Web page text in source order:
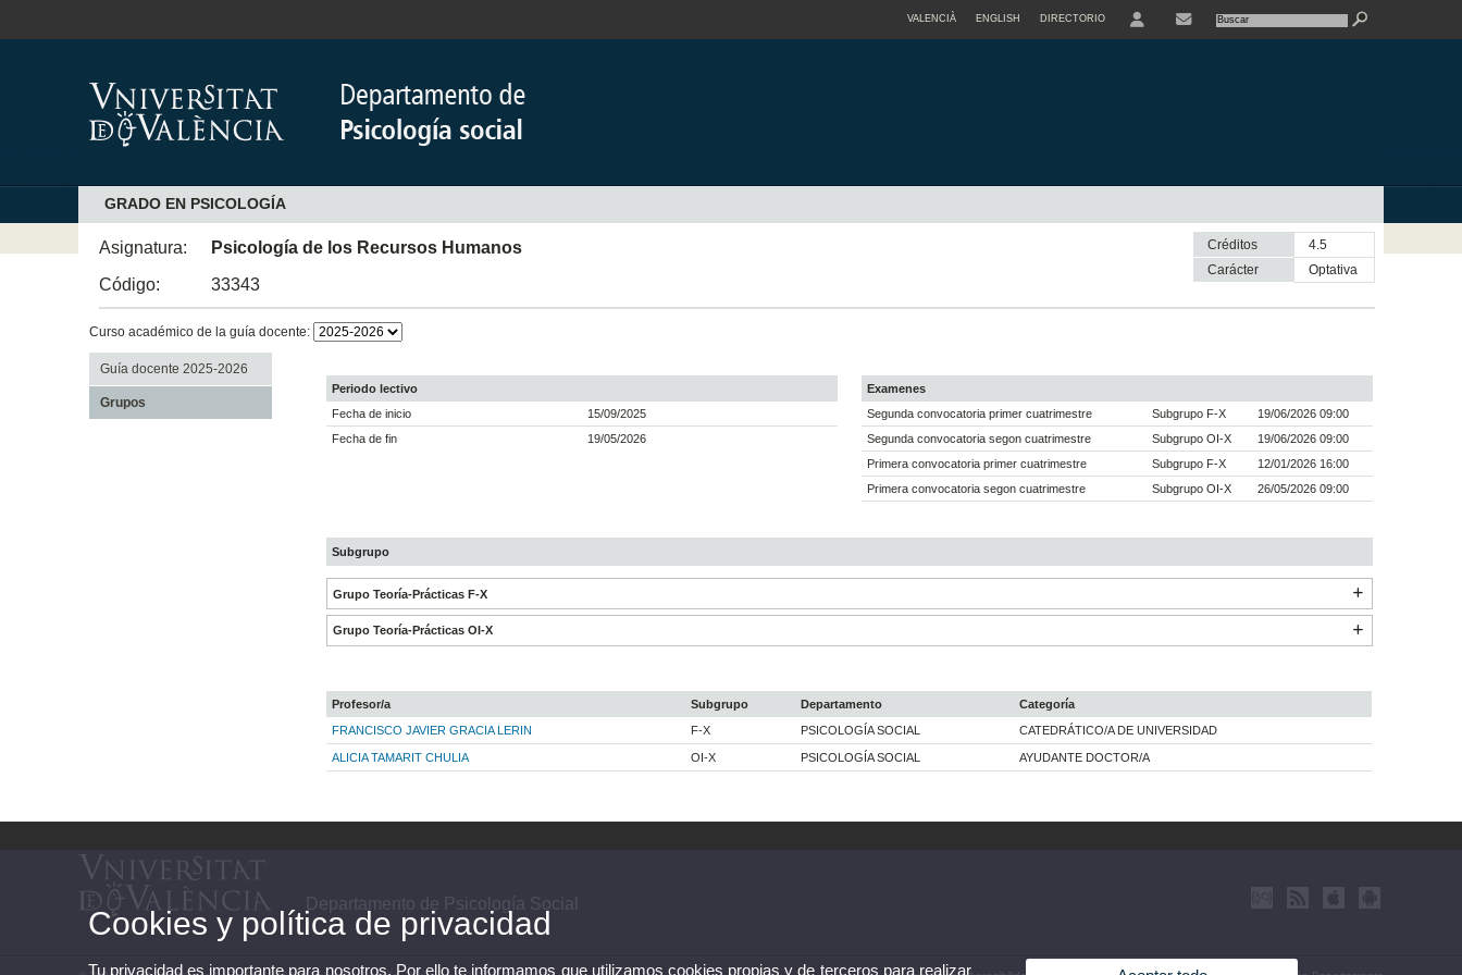
VALENCIÀ ENGLISH DIRECTORIO
GRADO EN PSICOLOGÍA
Asignatura:
Psicología de los Recursos Humanos
Código:
33343
Créditos
4.5
Carácter
optativa
Curso académico de la guía docente:
Guía docente 2025-2026
Grupos
Periodo lectivo
Fecha de inicio
15/09/2025
Fecha de fin
19/05/2026
Examenes
Segunda convocatoria primer cuatrimestre
Subgrupo F-X
19/06/2026 09:00
Segunda convocatoria segon cuatrimestre
Subgrupo OI-X
19/06/2026 09:00
Primera convocatoria primer cuatrimestre
Subgrupo F-X
12/01/2026 16:00
Primera convocatoria segon cuatrimestre
Subgrupo OI-X 26/05/2026 09:00
Subgrupo
Grupo Teoría-Prácticas F-X
Grupo Teoría-Prácticas OI-X
Profesor/a Subgrupo Departamento
Categoría
FRANCISCO JAVIER GRACIA LERIN
F-X PSICOLOGÍA SOCIAL CATEDRÁTICO/A DE UNIVERSIDAD
ALICIA TAMARIT CHULIA OI-X PSICOLOGÍA SOCIAL AYUDANTE DOCTOR/A
Departamento de Psicología Social
Cookies y política de privacidad
Tu privacidad es importante para nosotros. Por ello te informamos que utilizamos cookies propias y de terceros para realizar